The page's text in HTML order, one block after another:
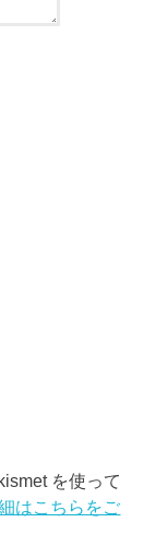
を使って
はこちらをご